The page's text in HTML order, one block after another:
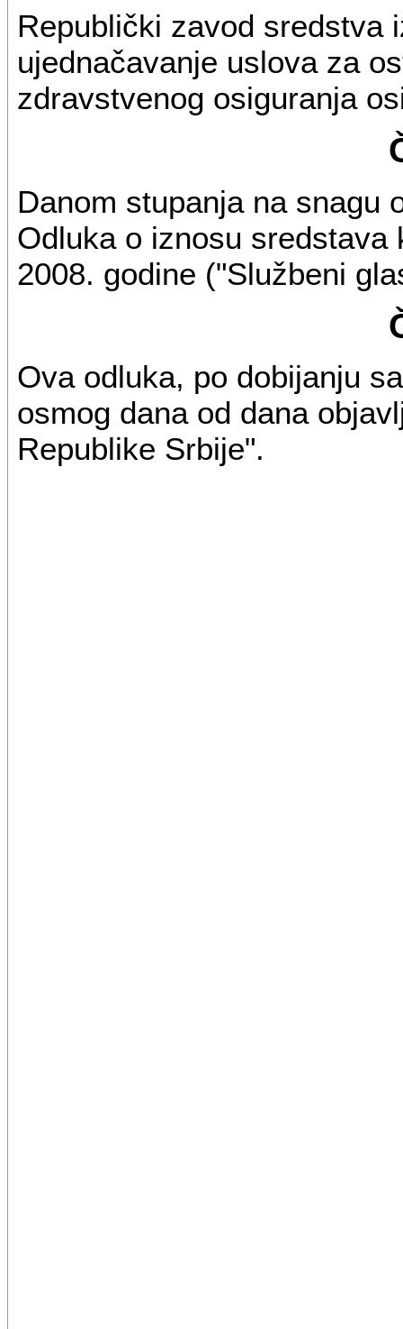
Republički zavod sredstva
ujednačavanje uslova za
zdravstvenog osiguranja
Danom stupanja na snagu
Odluka o iznosu
2008. godine ("Službeni
Ova odluka, po dobijanju
osmog dana od dana
Republike Srbije".